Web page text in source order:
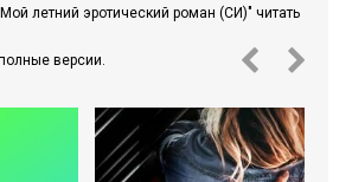
летний эротический роман (СИ)" читать
версии.